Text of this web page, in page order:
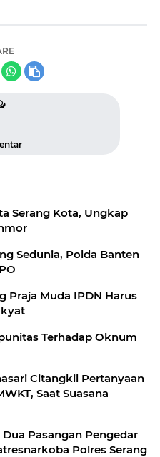
Serang Kota, Ungkap
Sedunia, Polda Banten
Praja Muda IPDN Harus
Terhadap Oknum
Citangkil Pertanyaan
Saat Suasana
Dua Pasangan Pengedar
Polres Serang